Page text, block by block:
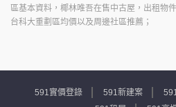
區基本資料，椰林唯吾在售中古屋，出租物
台科大重劃區均價以及周邊社區推薦；
591實價登錄 591新建案